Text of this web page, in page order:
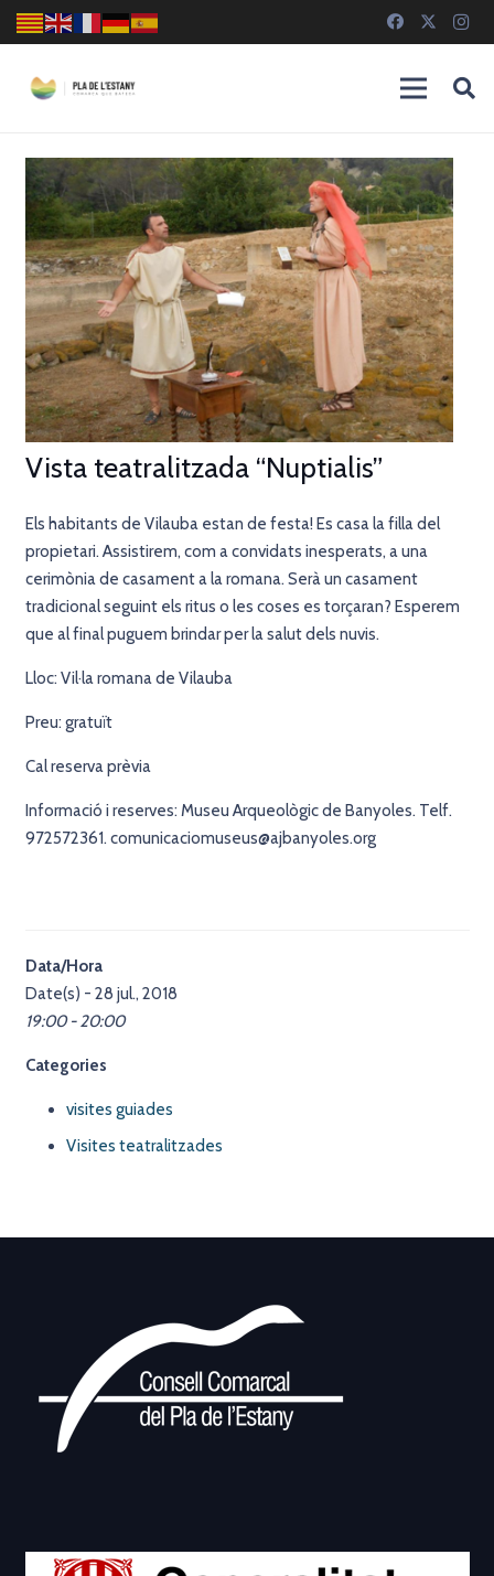
Vista teatralitzada “Nuptialis”
Els habitants de Vilauba estan de festa! Es casa la filla del
propietari. Assistirem, com a convidats inesperats, a una
cerimònia de casament a la romana. Serà un casament
tradicional seguint els ritus o les coses es torçaran? Esperem
que al final puguem brindar per la salut dels nuvis.
Lloc: Vil·la romana de Vilauba
Preu: gratuït
Cal reserva prèvia
Informació i reserves: Museu Arqueològic de Banyoles. Telf.
972572361. comunicaciomuseus@ajbanyoles.org
Data/Hora
Date(s) - 28 jul., 2018
19:00 - 20:00
Categories
visites guiades
Visites teatralitzades